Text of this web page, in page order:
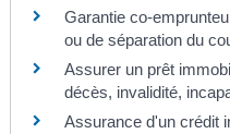
Garantie co-
ou de séparation du
Assurer un prêt
décès, invalidité,
Assurance d'un crédit